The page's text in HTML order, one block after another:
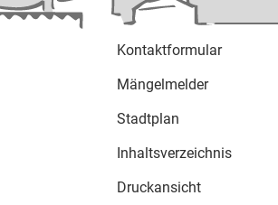
Kontaktformular
Mängelmelder
Stadtplan
Inhaltsverzeichnis
Druckansicht